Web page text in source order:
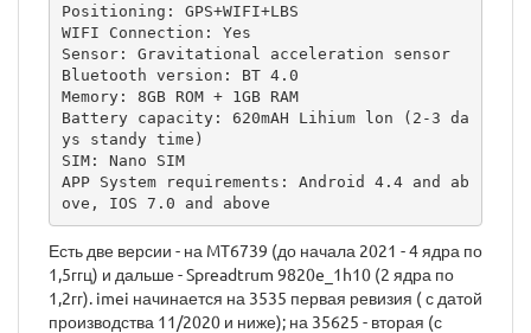
Positioning: GPS+WIFI+LBS
WIFI Connection: Yes
Sensor: Gravitational acceleration sensor
Bluetooth version: BT 4.0
Memory: 8GB ROM + 1GB RAM
Battery capacity: 620mAH Lihium lon (2-3 da
ys standy time)
SIM: Nano SIM
APP System requirements: Android 4.4 and ab
ove, IOS 7.0 and above
Есть две версии - на MT6739 (до начала 2021 - 4 ядра по
1,5ггц) и дальше - Spreadtrum 9820e_1h10 (2 ядра по
1,2гг). imei начинается на 3535 первая ревизия ( с датой
производства 11/2020 и ниже); на 35625 - вторая (с